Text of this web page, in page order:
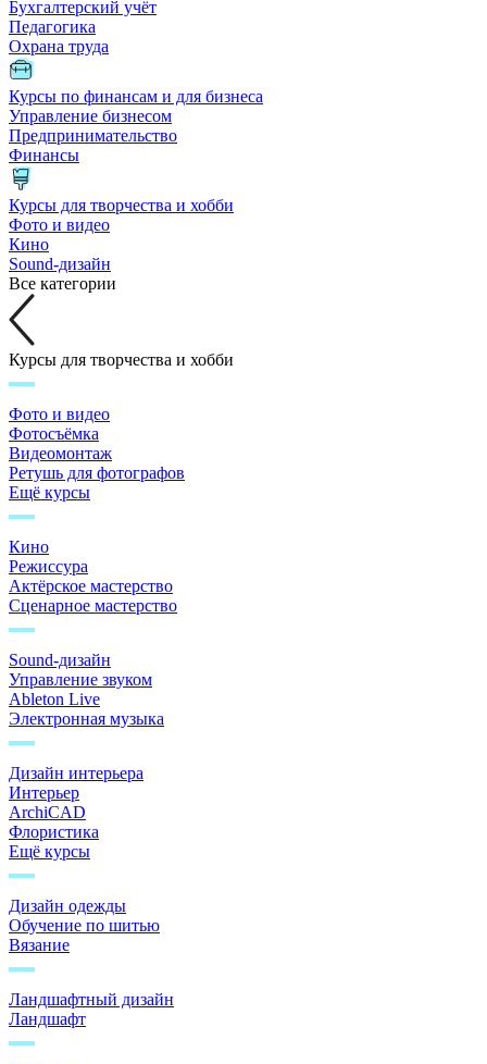
Бухгалтерский учёт
Педагогика
Охрана труда
Курсы по финансам и для бизнеса
Управление бизнесом
Предпринимательство
Финансы
Курсы для творчества и хобби
Фото и видео
Кино
Sound-дизайн
Все категории
Курсы для творчества и хобби
Фото и видео
Фотосъёмка
Видеомонтаж
Ретушь для фотографов
Ещё курсы
Кино
Режиссура
Актёрское мастерство
Сценарное мастерство
Sound-дизайн
Управление звуком
Ableton Live
Электронная музыка
Дизайн интерьера
Интерьер
ArchiCAD
Флористика
Ещё курсы
Дизайн одежды
Обучение по шитью
Вязание
Ландшафтный дизайн
Ландшафт